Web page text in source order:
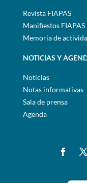
Revista FIAPAS
Manifiestos FIAPAS
Memoria de
NOTICIAS Y
Noticias
Notas informativas
Sala de prensa
Agenda